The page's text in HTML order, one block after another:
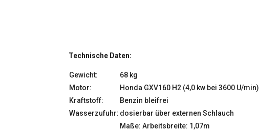
Technische Daten:
Gewicht:
68 kg
Motor:
Honda GXV160 H2 (4,0 kw bei 3600 U/min)
Kraftstoff:
Benzin bleifrei
Wasserzufuhr: dosierbar über externen Schlauch
Maße: Arbeitsbreite: 1,07m